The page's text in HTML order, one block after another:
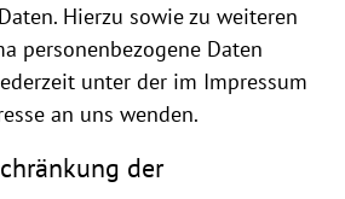
Hierzu sowie zu weiteren
personenbezogene Daten
unter der im Impressum
an uns wenden.
der